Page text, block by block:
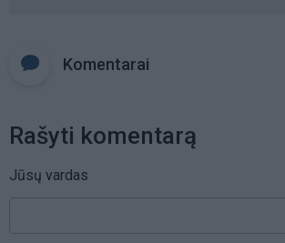
Komentarai
Rašyti komentarą
Jūsų vardas